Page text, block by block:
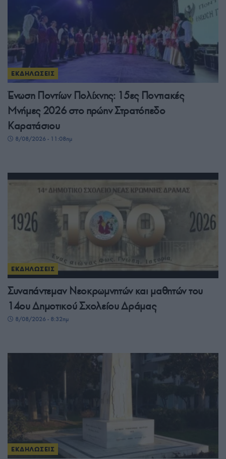
ΕΚΔΗΛΩΣΕΙΣ
Ένωση Ποντίων Πολίχνης: 15ες Ποντιακές
Μνήμες 2026 στο πρώην Στρατόπεδο
Καρατάσιου
8/08/2026 - 11:08πμ
ΕΚΔΗΛΩΣΕΙΣ
Συναπάντεμαν Νεοκρωμνητών και μαθητών του
14ου Δημοτικού Σχολείου Δράμας
8/08/2026 - 8:32πμ
ΕΚΔΗΛΩΣΕΙΣ